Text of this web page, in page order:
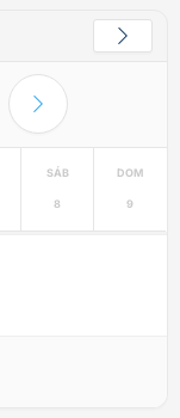
SÁB
8
DOM
9